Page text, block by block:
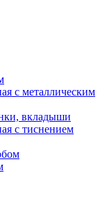
с металлическим
вкладыши
с тиснением